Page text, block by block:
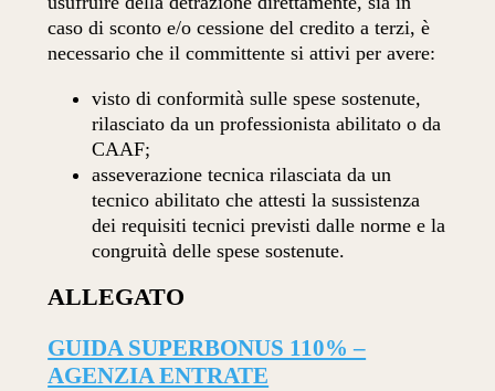
caso di sconto e/o cessione del credito a terzi, è
necessario che il committente si attivi per avere:
visto di conformità sulle spese sostenute,
rilasciato da un professionista abilitato o da
CAAF;
asseverazione tecnica rilasciata da un
tecnico abilitato che attesti la sussistenza
dei requisiti tecnici previsti dalle norme e la
congruità delle spese sostenute.
ALLEGATO
GUIDA SUPERBONUS 110% –
AGENZIA ENTRATE